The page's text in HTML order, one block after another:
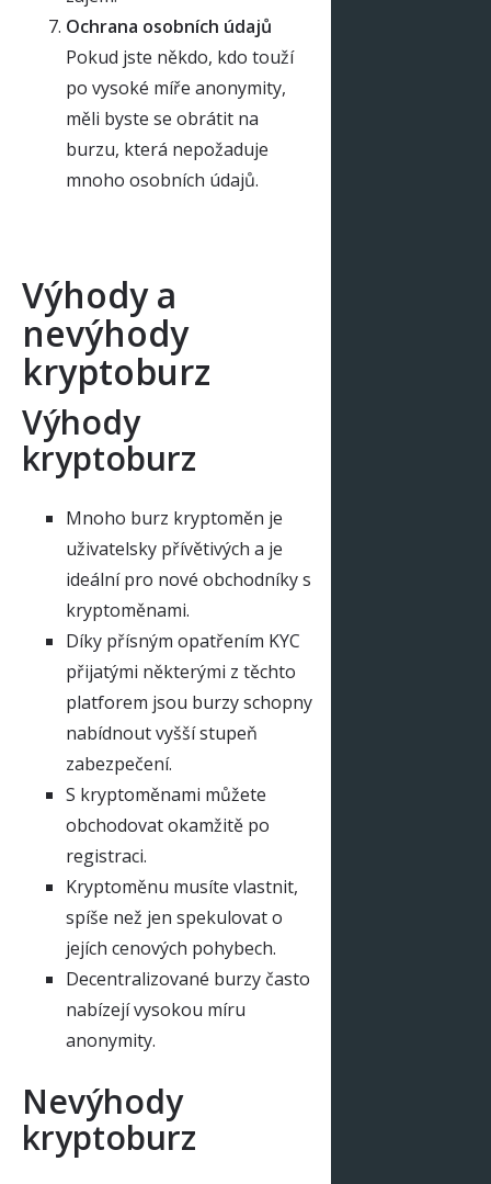
Ochrana osobních údajů
Pokud jste někdo, kdo touží
po vysoké míře anonymity,
měli byste se obrátit na
burzu, která nepožaduje
mnoho osobních údajů.
Výhody a
nevýhody
kryptoburz
Výhody
kryptoburz
Mnoho burz kryptoměn je
uživatelsky přívětivých a je
ideální pro nové obchodníky s
kryptoměnami.
Díky přísným opatřením KYC
přijatými některými z těchto
platforem jsou burzy schopny
nabídnout vyšší stupeň
zabezpečení.
S kryptoměnami můžete
obchodovat okamžitě po
registraci.
Kryptoměnu musíte vlastnit,
spíše než jen spekulovat o
jejích cenových pohybech.
Decentralizované burzy často
nabízejí vysokou míru
anonymity.
Nevýhody
kryptoburz